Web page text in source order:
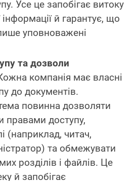
Усе це запобігає витоку
інформації й гарантує, що
уповноважені
та дозволи
компанія має власні
до документів.
повинна дозволяти
правами доступу,
(наприклад, читач,
та обмежувати
розділів і файлів. Це
й запобігає